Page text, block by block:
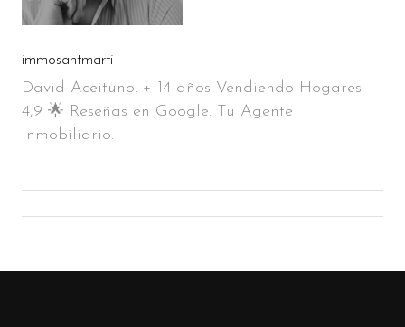
immosantmarti
David Aceituno. + 14 años Vendiendo Hogares.
4,9 🌟 Reseñas en Google. Tu Agente
Inmobiliario.